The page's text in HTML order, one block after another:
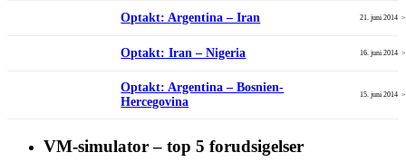
21. juni 2014
Optakt: Argentina – Iran
16. juni 2014
Optakt: Iran – Nigeria
15. juni 2014
Optakt: Argentina – Bosnien-
Hercegovina
VM-simulator – top 5 forudsigelser